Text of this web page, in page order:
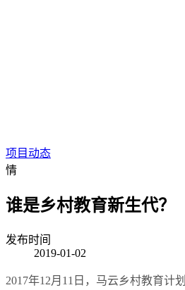
项目动态
情
谁是乡村教育新生代？
发布时间
2019-01-02
2017年12月11日，马云乡村教育计